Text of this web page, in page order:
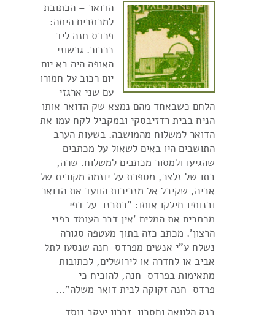
הדואר – הכתובת
למכתבים היתה:
פרדס חנה ליד
כרכור. גרשוני
האופה היה בא יום
יום רכוב על חמורו
עם שני ארגזי
הלחם כשבאחד מהם נמצא שק הדואר אותו
הניח בבית רדזיבסקי ובמקביל לקח עמו את
הדואר למשלוח מהמושבה. בשעות הערב
התושבים היו באים לשאול על מכתבים
שהגיעו ולמסור מכתבים למשלוח. שרה,
בתו של זלצר, מספרת על יוזמה מקורית של
אביה, שקיבל אל מזכירות הוועד את הדואר
ובנותיו חילקו אותו: "כתבנו על דפי
מכתבים את המלים 'אין דבר העומד בפני
הרצון'. מכתב כזה בתוך מעטפה סגורה
נשלח ע"י אנשים מפרדס-חנה שנסעו לתל
אביב או לחדרה או לירושלים, לכתובות
מתאימות בפרדס-חנה, להוכיח כי
פרדס-חנה זקוקה לבית דואר משלה"…
בנק הלוואה וחסכון זכרון יעקב נוסד